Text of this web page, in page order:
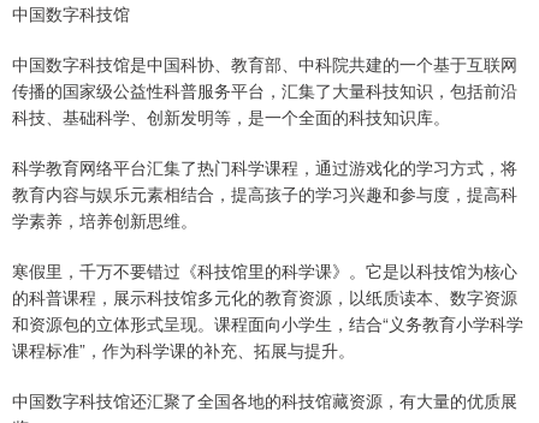
中国数字科技馆
中国数字科技馆是中国科协、教育部、中科院共建的一个基于互联网
传播的国家级公益性科普服务平台，汇集了大量科技知识，包括前沿
科技、基础科学、创新发明等，是一个全面的科技知识库。
科学教育网络平台汇集了热门科学课程，通过游戏化的学习方式，将
教育内容与娱乐元素相结合，提高孩子的学习兴趣和参与度，提高科
学素养，培养创新思维。
寒假里，千万不要错过《科技馆里的科学课》。它是以科技馆为核心
的科普课程，展示科技馆多元化的教育资源，以纸质读本、数字资源
和资源包的立体形式呈现。课程面向小学生，结合“义务教育小学科学
课程标准”，作为科学课的补充、拓展与提升。
中国数字科技馆还汇聚了全国各地的科技馆藏资源，有大量的优质展